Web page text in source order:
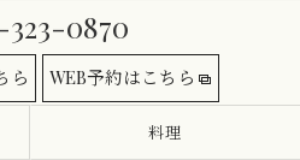
323-0870
ら WEB予約はこちら
料理